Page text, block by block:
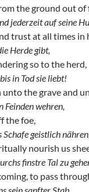
the ground out of
jederzeit auf seine
trust at all times in
Herde gibt,
so to the herd,
in Tod sie liebt!
unto the grave and
Feinden wehren,
the foe,
Schafe geistlich nähren,
nourish us
finstre Tal zu
to pass
sein sanfter Stab.